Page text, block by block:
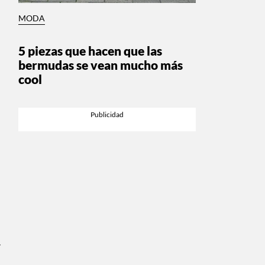
MODA
5 piezas que hacen que las
bermudas se vean mucho más
cool